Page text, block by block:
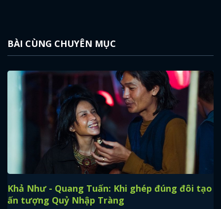
BÀI CÙNG CHUYÊN MỤC
Khả Như - Quang Tuấn: Khi ghép đúng đôi tạo
ấn tượng Quỷ Nhập Tràng